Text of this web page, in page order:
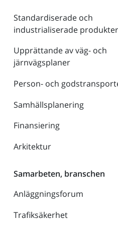
Standardiserade och
industrialiserade produkter
Upprättande av väg- och
järnvägsplaner
Person- och
Samhällsplanering
Finansiering
Arkitektur
Samarbeten, branschen
Anläggningsforum
Trafiksäkerhet